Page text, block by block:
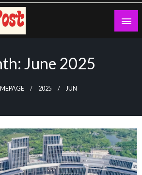
June 2025
2025 JUN